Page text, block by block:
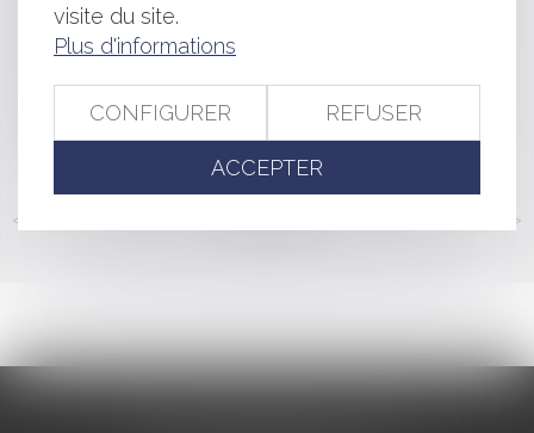
Mon contrat contient une clause d’arbitrage : Dois-je
paniquer ?
plénitude de ses fonctions
Le vendeur professionnel n'est pas tenu d'informer
l'acheteur sur des points qu'il connaît déjà
<< >>
visite du site.
Plus d'informations
CONFIGURER REFUSER
ACCEPTER